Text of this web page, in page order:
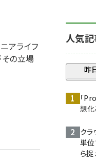
アライフ
その立場
人気
昨
「
想
クラ
単
ら